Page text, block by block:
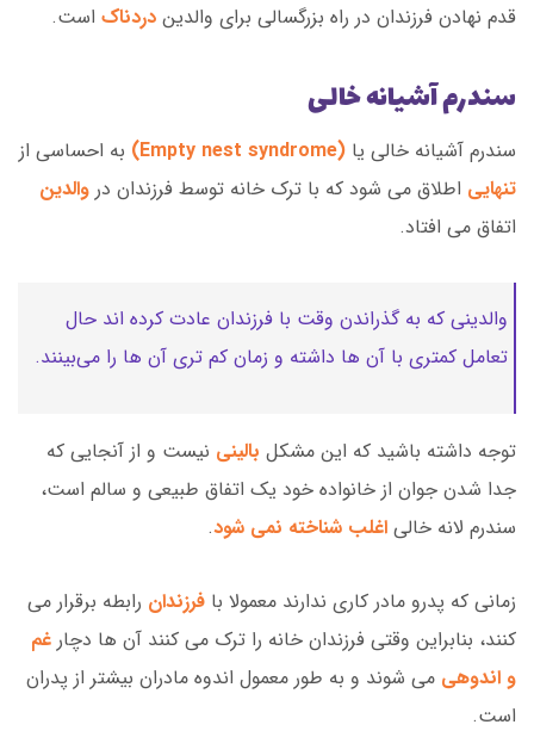
قدم نهادن فرزندان در راه بزرگسالی برای والدین دردناک است.
سندرم آشیانه خالی
سندرم آشیانه خالی یا (Empty nest syndrome)
به احساسی از
تنهایی اطلاق می شود که با ترک خانه توسط فرزندان در والدین
اتفاق می افتاد.
والدینی که به گذراندن وقت با فرزندان عادت کرده اند حال
تعامل کمتری با آن ها داشته و زمان کم تری آن ها را می‌بینند.
توجه داشته باشید که این مشکل بالینی نیست و از آنجایی که
جدا شدن جوان از خانواده خود یک اتفاق طبیعی و سالم است،
سندرم لانه خالی اغلب شناخته نمی شود.
زمانی که پدرو مادر کاری ندارند معمولا با فرزندان رابطه برقرار می
کنند، بنابراین وقتی فرزندان خانه را ترک می کنند آن ها دچار غم
و اندوهی می شوند و به طور معمول اندوه مادران بیشتر از پدران
است.